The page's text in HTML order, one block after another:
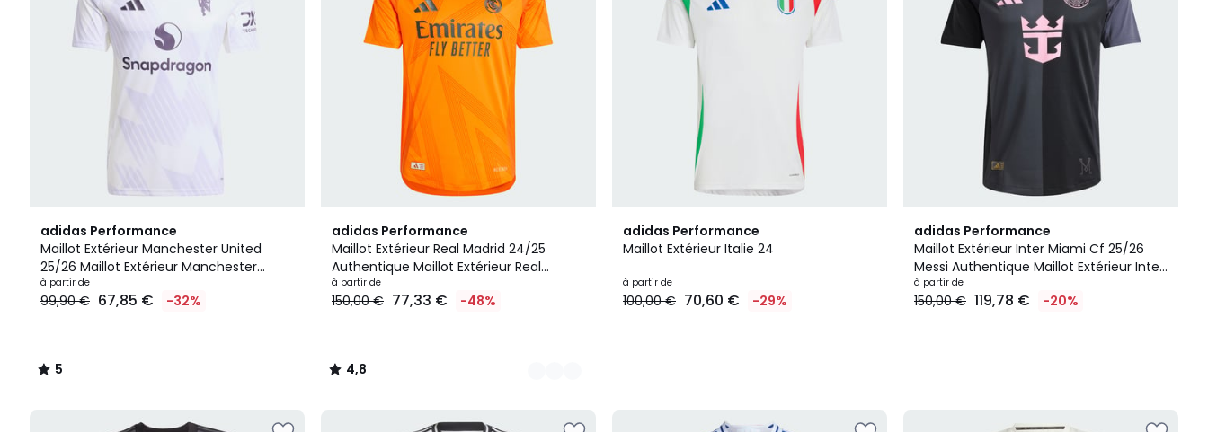
adidas Performance
Maillot Extérieur Manchester United
25/26 Maillot Extérieur Manchester
United 25/26
à partir de
99,90 € 67,85 € -32%
5
/
5
5
/
adidas Performance
Maillot Extérieur Real Madrid 24/25
Authentique Maillot Extérieur Real
Madrid 24/25 Authentique
à partir de
150,00 € 77,33 € -48%
4,8
/ 5
2
Couleurs
4,8
/
adidas Performance
Maillot Extérieur Italie 24
à partir de
100,00 € 70,60 € -29%
adidas Performance
Maillot Extérieur Inter Miami Cf 25/26
Messi Authentique Maillot Extérieur Inter
Miami Cf 25/26 Messi Authentique
à partir de
150,00 € 119,78 € -20%